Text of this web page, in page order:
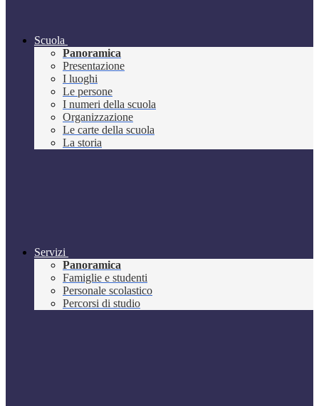
Scuola
Panoramica
Presentazione
I luoghi
Le persone
I numeri della scuola
Organizzazione
Le carte della scuola
La storia
Servizi
Panoramica
Famiglie e studenti
Personale scolastico
Percorsi di studio